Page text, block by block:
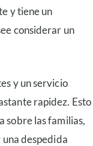
y tiene un
considerar un
y un servicio
rapidez. Esto
sobre las familias,
despedida